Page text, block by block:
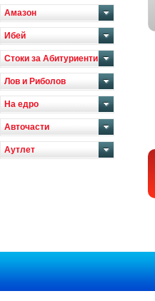
Амазон
Ибей
Стоки за Абитуриенти
Лов и Риболов
На едро
Авточасти
Аутлет